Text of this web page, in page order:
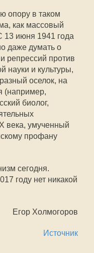
опору в таком
как массовый
13 июня 1941 года
даже думать о
репрессий против
науки и культуры,
оселок, на
(например,
биолог,
века, умученный
профану
сегодня.
году нет никакой
Егор Холмогоров
Источник